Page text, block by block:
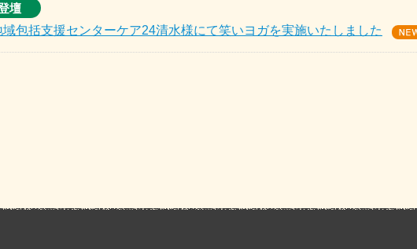
壇
域包括支援センターケア24清水様にて笑いヨガを実施いたしました